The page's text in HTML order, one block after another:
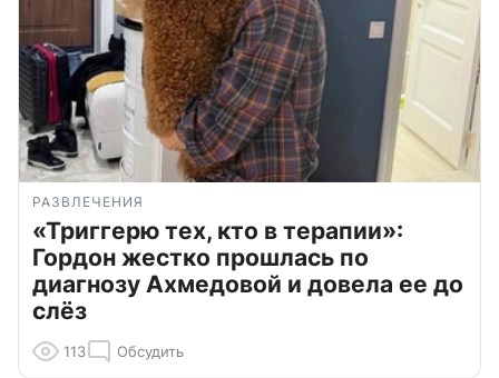
РАЗВЛЕЧЕНИЯ
«Триггерю тех, кто в терапии»:
Гордон жестко прошлась по
диагнозу Ахмедовой и довела ее до
слёз
113 Обсудить